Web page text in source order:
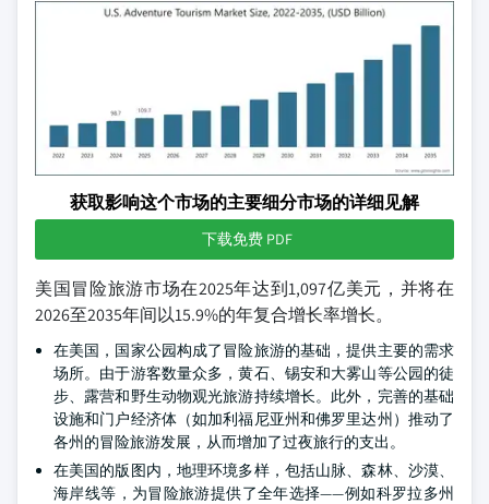
获取影响这个市场的主要细分市场的详细见解
下载免费 PDF
美国冒险旅游市场在2025年达到1,097亿美元，并将在
2026至2035年间以15.9%的年复合增长率增长。
在美国，国家公园构成了冒险旅游的基础，提供主要的需求
场所。由于游客数量众多，黄石、锡安和大雾山等公园的徒
步、露营和野生动物观光旅游持续增长。此外，完善的基础
设施和门户经济体（如加利福尼亚州和佛罗里达州）推动了
各州的冒险旅游发展，从而增加了过夜旅行的支出。
在美国的版图内，地理环境多样，包括山脉、森林、沙漠、
海岸线等，为冒险旅游提供了全年选择——例如科罗拉多州